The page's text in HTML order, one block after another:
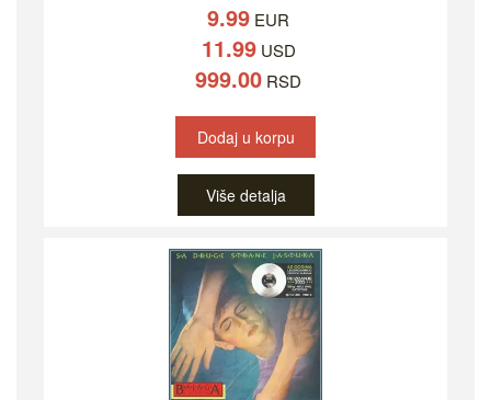
9.99 EUR
11.99USD
999.00 RSD
Dodaj u korpu
Više detalja